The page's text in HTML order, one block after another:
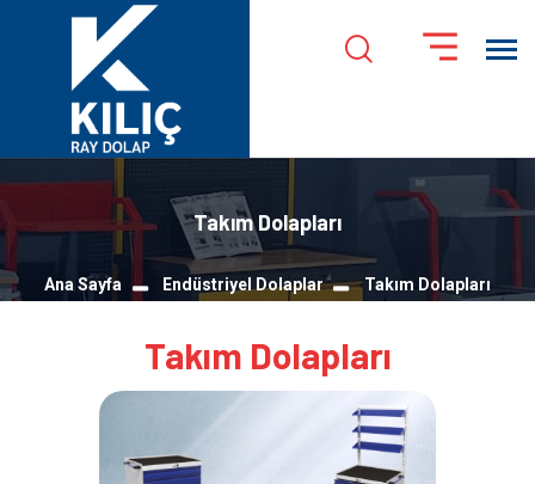
Takım Dolapları
Ana Sayfa Endüstriyel Dolaplar Takım Dolapları
Takım Dolapları